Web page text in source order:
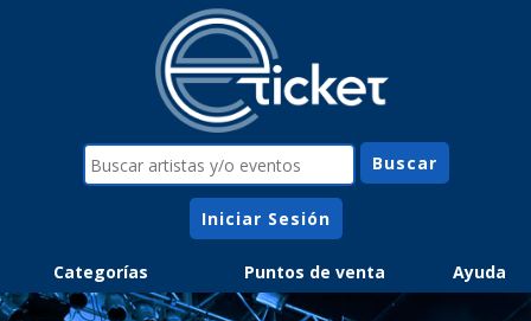
Iniciar Sesión
Categorías Puntos de venta Ayuda